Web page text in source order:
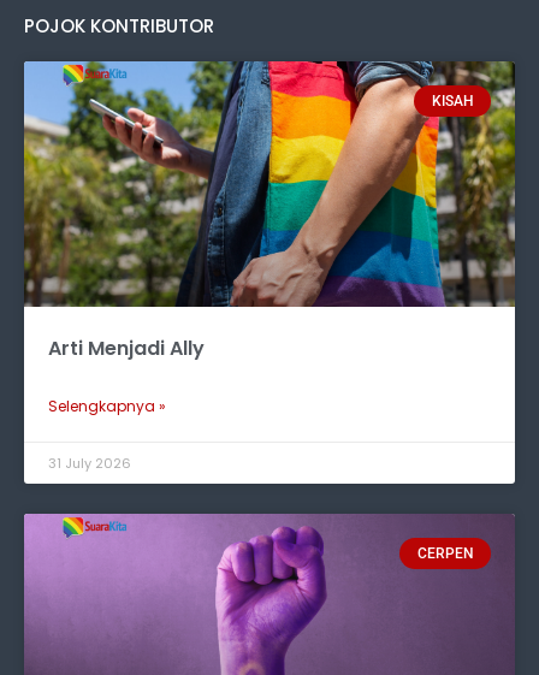
POJOK KONTRIBUTOR
KISAH
Arti Menjadi Ally
Selengkapnya »
31 July 2026
CERPEN